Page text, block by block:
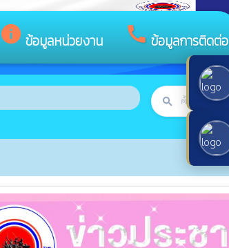
info ข้อมูลหน่วยงาน call ข้อมูลการติดต่อ
search